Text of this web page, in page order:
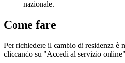
nazionale.
Come fare
Per richiedere il cambio di residenza è
cliccando su "Accedi al servizio